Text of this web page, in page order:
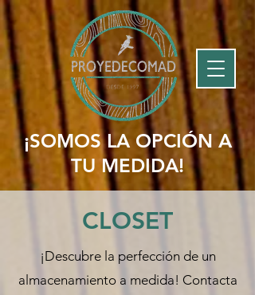
¡SOMOS LA OPCIÓN A
TU MEDIDA!
CLOSET
¡Descubre la perfección de un
almacenamiento a medida! Contacta